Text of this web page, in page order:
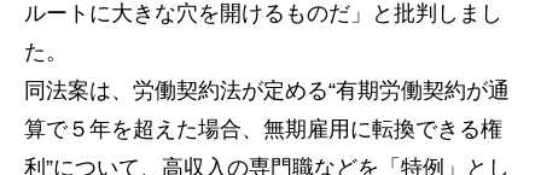
ルートに大きな穴を開けるものだ」と批判しまし
た。
同法案は、労働契約法が定める“有期労働契約が通
算で５年を超えた場合、無期雇用に転換できる権
利”について、高収入の専門職などを「特例」とし